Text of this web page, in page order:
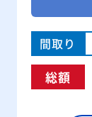
間取り
総額